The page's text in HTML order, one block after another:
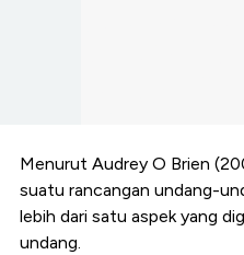
Menurut Audrey O Brien
suatu rancangan undang-
lebih dari satu aspek yang
undang.